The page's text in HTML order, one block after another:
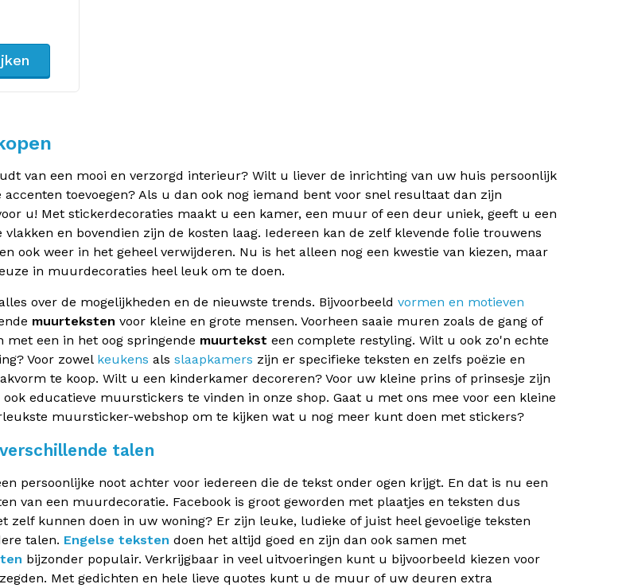
van een mooi en verzorgd interieur? Wilt u liever de inrichting van uw huis persoonlijk
toevoegen? Als u dan ook nog iemand bent voor snel resultaat dan zijn
u! Met stickerdecoraties maakt u een kamer, een muur of een deur uniek, geeft u een
vlakken en bovendien zijn de kosten laag. Iedereen kan de zelf klevende folie trouwens
ook weer in het geheel verwijderen. Nu is het alleen nog een kwestie van kiezen, maar
in muurdecoraties heel leuk om te doen.
over de mogelijkheden en de nieuwste trends. Bijvoorbeeld vormen en motieven
muurteksten voor kleine en grote mensen. Voorheen saaie muren zoals de gang of
met een in het oog springende muurtekst een complete restyling. Wilt u ook zo'n echte
Voor zowel keukens als slaapkamers zijn er specifieke teksten en zelfs poëzie en
te koop. Wilt u een kinderkamer decoreren? Voor uw kleine prins of prinsesje zijn
educatieve muurstickers te vinden in onze shop. Gaat u met ons mee voor een kleine
muursticker-webshop om te kijken wat u nog meer kunt doen met stickers?
talen
persoonlijke noot achter voor iedereen die de tekst onder ogen krijgt. En dat is nu een
van een muurdecoratie. Facebook is groot geworden met plaatjes en teksten dus
zelf kunnen doen in uw woning? Er zijn leuke, ludieke of juist heel gevoelige teksten
talen. Engelse teksten doen het altijd goed en zijn dan ook samen met
bijzonder populair. Verkrijgbaar in veel uitvoeringen kunt u bijvoorbeeld kiezen voor
Met gedichten en hele lieve quotes kunt u de muur of uw deuren extra